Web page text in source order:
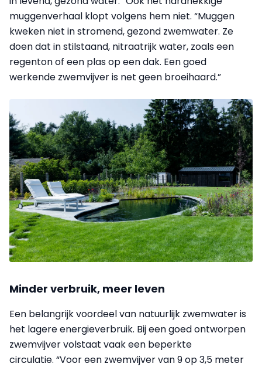
muggenverhaal klopt volgens hem niet. “Muggen
kweken niet in stromend, gezond zwemwater. Ze
doen dat in stilstaand, nitraatrijk water, zoals een
regenton of een plas op een dak. Een goed
werkende zwemvijver is net geen broeihaard.”
Minder verbruik, meer leven
Een belangrijk voordeel van natuurlijk zwemwater is
het lagere energieverbruik. Bij een goed ontworpen
zwemvijver volstaat vaak een beperkte
circulatie. “Voor een zwemvijver van 9 op 3,5 meter